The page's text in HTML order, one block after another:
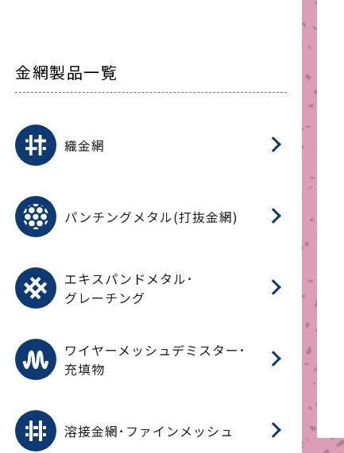
金網製品一覧
織金網
パンチングメタル(打抜金網)
エキスパンドメタル･
グレーチング
ワイヤーメッシュデミスター･
充填物
溶接金網･ファインメッシュ